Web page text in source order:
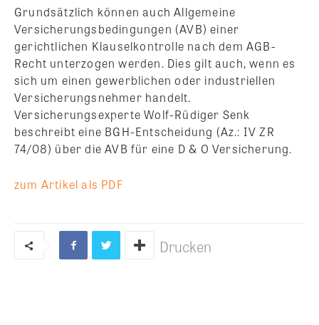
Grundsätzlich können auch Allgemeine
Versicherungsbedingungen (AVB) einer
gerichtlichen Klauselkontrolle nach dem AGB-
Recht unterzogen werden. Dies gilt auch, wenn es
sich um einen gewerblichen oder industriellen
Versicherungsnehmer handelt.
Versicherungsexperte Wolf-Rüdiger Senk
beschreibt eine BGH-Entscheidung (Az.: IV ZR
74/08) über die AVB für eine D & O Versicherung.
zum Artikel als PDF
Drucken